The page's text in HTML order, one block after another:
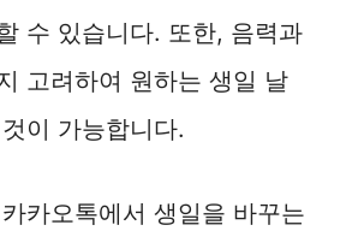
수 있습니다. 또한, 음력과
고려하여 원하는 생일 날
이 가능합니다.
카오톡에서 생일을 바꾸는